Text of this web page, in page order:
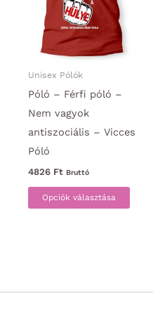
Unisex Pólók
Póló – Férfi póló –
Nem vagyok
antiszociális – Vicces
Póló
4826 Ft Bruttó
Opciók választása
Ennek
a